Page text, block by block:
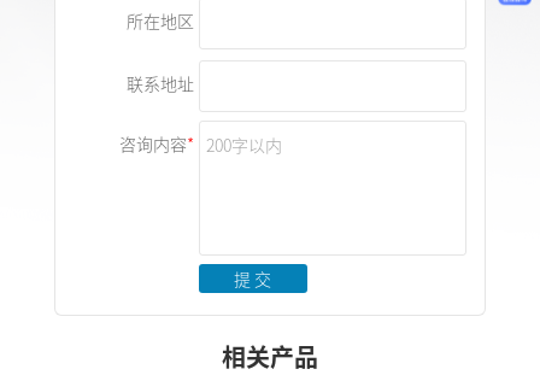
所在地区
联系地址
咨询内容
提 交
相关产品